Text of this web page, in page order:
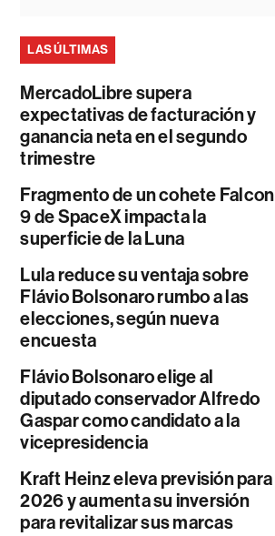
LAS ÚLTIMAS
MercadoLibre supera
expectativas de facturación y
ganancia neta en el segundo
trimestre
Fragmento de un cohete Falcon
9 de SpaceX impacta la
superficie de la Luna
Lula reduce su ventaja sobre
Flávio Bolsonaro rumbo a las
elecciones, según nueva
encuesta
Flávio Bolsonaro elige al
diputado conservador Alfredo
Gaspar como candidato a la
vicepresidencia
Kraft Heinz eleva previsión para
2026 y aumenta su inversión
para revitalizar sus marcas